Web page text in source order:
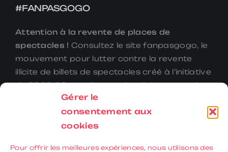
Gérer le
consentement aux
cookies
Pour offrir les meilleures expériences, nous utilisons des
#FANPASGOGO
Attention à la revente de places de
spectacles ! Consultez le site fanpasgogo, le
mouvement pour lutter contre la revente
illicite de billets de spectacles créé à l’initiative
du PRODISS, syndicat national de spectacle
musical et de variété.
www.fanpasgogo.fr